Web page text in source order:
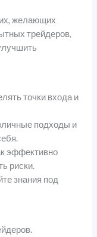
желающих
трейдеров,
точки входа и
подходы и
эффективно
риски.
знания под